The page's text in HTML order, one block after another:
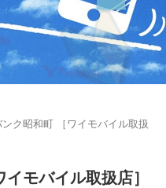
ンク昭和町 ［ワイモバイル取扱
モバイル取扱店］